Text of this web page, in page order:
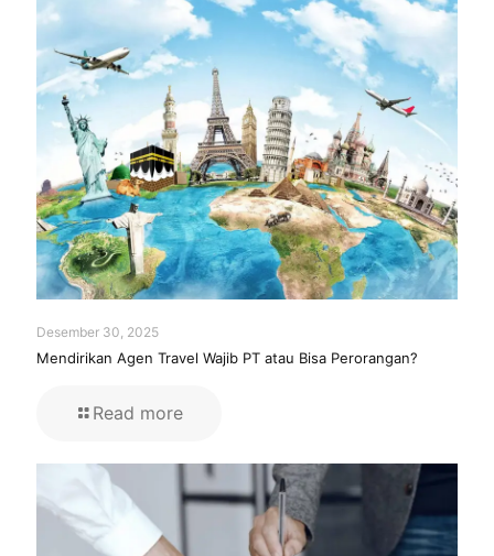
Desember 30, 2025
Mendirikan Agen Travel Wajib PT atau Bisa Perorangan?
Read more